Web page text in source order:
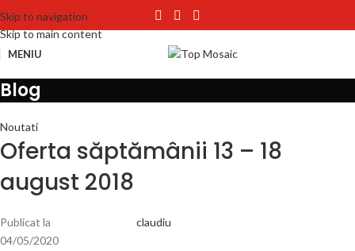
Skip to navigation
Skip to main content
MENIU
Blog
Noutati
Oferta săptămânii 13 – 18
august 2018
Publicat la
claudiu
04/05/2020